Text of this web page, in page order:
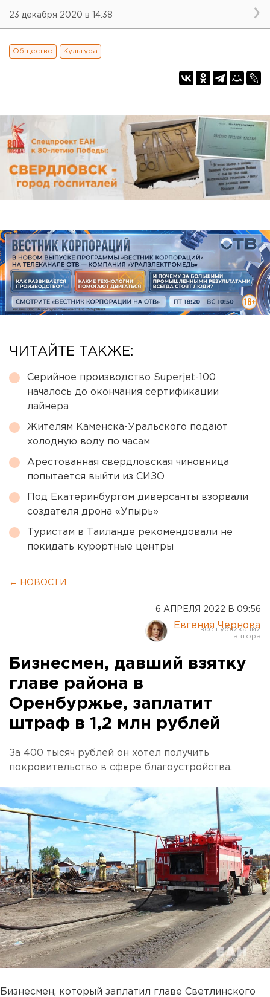
23 декабря 2020 в 14:38
Общество Культура
ЧИТАЙТЕ ТАКЖЕ:
Серийное производство Superjet-100
началось до окончания сертификации
лайнера
Жителям Каменска-Уральского подают
холодную воду по часам
Арестованная свердловская чиновница
попытается выйти из СИЗО
Под Екатеринбургом диверсанты взорвали
создателя дрона «Упырь»
Туристам в Таиланде рекомендовали не
покидать курортные центры
← НОВОСТИ
6 АПРЕЛЯ 2022 В 09:56
Евгения Чернова
Бизнесмен, давший взятку
главе района в
Оренбуржье, заплатит
штраф в 1,2 млн рублей
За 400 тысяч рублей он хотел получить
покровительство в сфере благоустройства.
Бизнесмен, который заплатил главе Светлинского